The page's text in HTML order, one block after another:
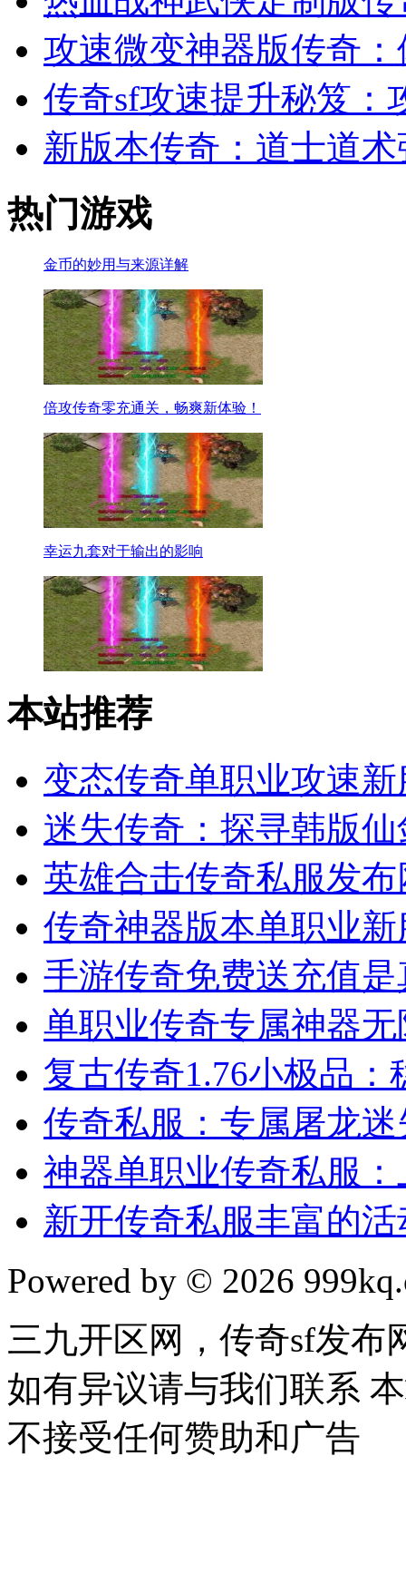
攻速微变神器版传奇
传奇sf攻速提升秘笈：
新版本传奇：道士道
热门游戏
金币的妙用与来源详解
倍攻传奇零充通关，畅爽新体验！
幸运九套对于输出的影响
本站推荐
变态传奇单职业攻速新
迷失传奇：探寻韩版
英雄合击传奇私服发
传奇神器版本单职业新
手游传奇免费送充值
单职业传奇专属神器
复古传奇1.76小极品：
传奇私服：专属屠龙
神器单职业传奇私服
新开传奇私服丰富的
Powered by © 2026
三九开区网，传奇sf发布
如有异议请与我们联系
不接受任何赞助和广告